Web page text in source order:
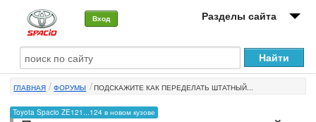
Вход Разделы сайта
О машине
Автоклуб
ГЛАВНАЯ ФОРУМЫ ПОДСКАЖИТЕ КАК ПЕРЕДЕЛАТЬ ШТАТНЫЙ...
Toyota Spacio ZE121...124 в новом кузове